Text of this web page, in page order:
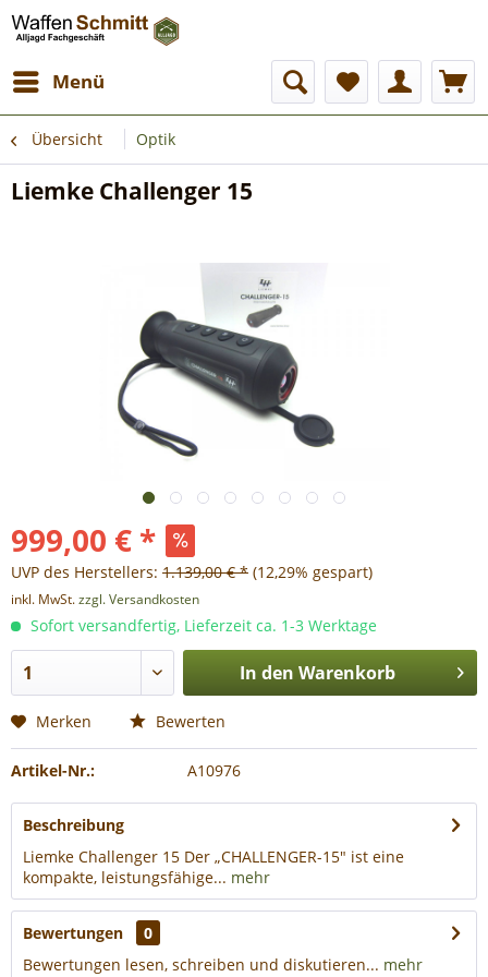
Menü
Übersicht Optik
Liemke Challenger 15
999,00 € *
UVP des Herstellers: 1.139,00 € * (12,29% gespart)
inkl. MwSt.zzgl. Versandkosten
Sofort versandfertig, Lieferzeit ca. 1-3 Werktage
In den Warenkorb
Merken Bewerten
Artikel-Nr.: A10976
Beschreibung
Liemke Challenger 15 Der „CHALLENGER-15" ist eine
kompakte, leistungsfähige... mehr
Bewertungen
0
Bewertungen lesen, schreiben und diskutieren... mehr